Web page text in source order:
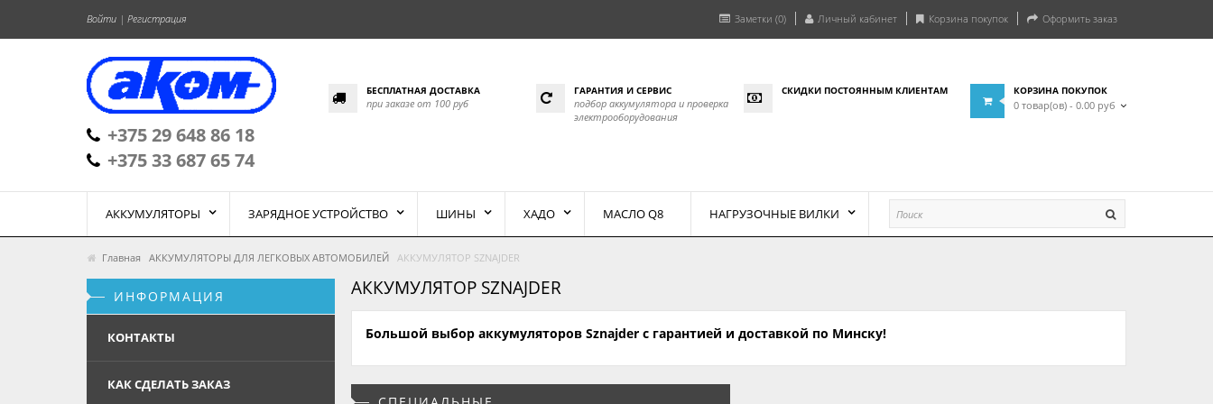
Войти | Регистрация Заметки (0) Личный кабинет Корзина покупок Оформить заказ
+375 29 648 86 18
+375 33 687 65 74
БЕСПЛАТНАЯ ДОСТАВКА
при заказе от 100 руб
ГАРАНТИЯ И СЕРВИС
подбор аккумулятора и проверка
электрооборудования
СКИДКИ ПОСТОЯННЫМ КЛИЕНТАМ КОРЗИНА ПОКУПОК
0 товар(ов) - 0.00 руб
АККУМУЛЯТОРЫ ЗАРЯДНОЕ УСТРОЙСТВО ШИНЫ ХАДО МАСЛО Q8 НАГРУЗОЧНЫЕ ВИЛКИ
Главная АККУМУЛЯТОРЫ ДЛЯ ЛЕГКОВЫХ АВТОМОБИЛЕЙ АККУМУЛЯТОР SZNAJDER
ИНФОРМАЦИЯ
КОНТАКТЫ
КАК СДЕЛАТЬ ЗАКАЗ
АККУМУЛЯТОР SZNAJDER
Большой выбор аккумуляторов Sznajder с гарантией и доставкой по Минску!